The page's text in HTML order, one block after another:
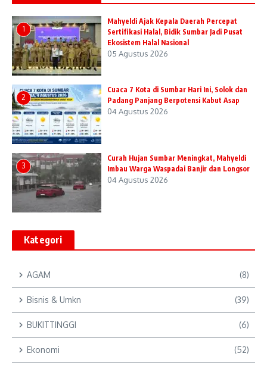
1
Mahyeldi Ajak Kepala Daerah Percepat
Sertifikasi Halal, Bidik Sumbar Jadi Pusat
Ekosistem Halal Nasional
05 Agustus 2026
2
Cuaca 7 Kota di Sumbar Hari Ini, Solok dan
Padang Panjang Berpotensi Kabut Asap
04 Agustus 2026
3
Curah Hujan Sumbar Meningkat, Mahyeldi
Imbau Warga Waspadai Banjir dan Longsor
04 Agustus 2026
Kategori
AGAM (8)
Bisnis & Umkn (39)
BUKITTINGGI (6)
Ekonomi (52)